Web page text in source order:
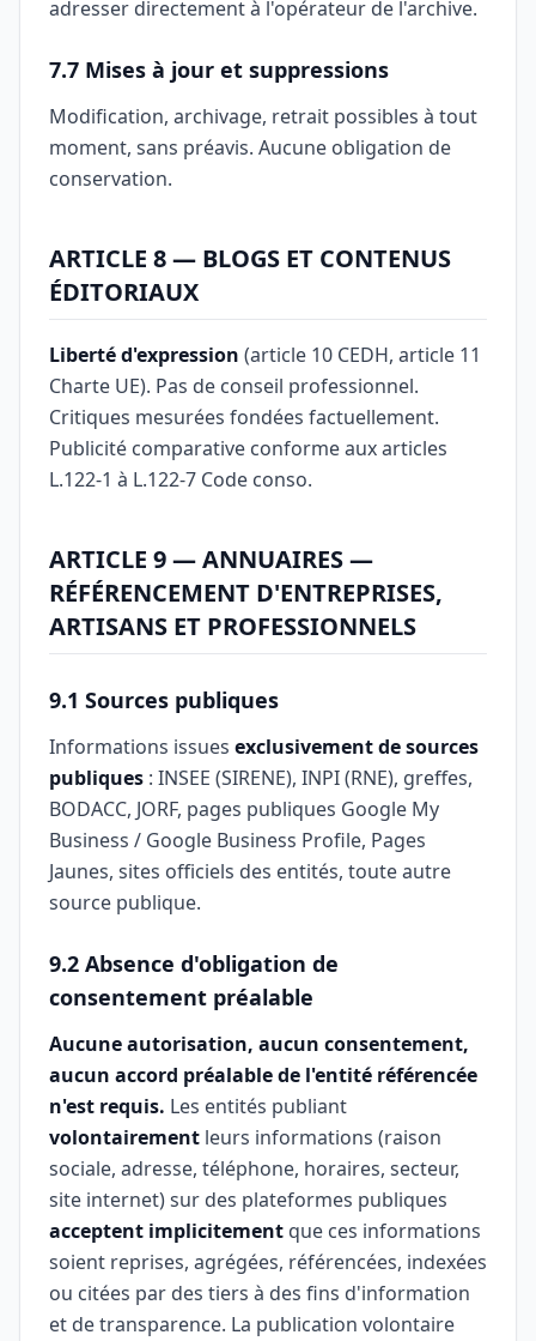
adresser directement à l'opérateur de l'archive.
7.7 Mises à jour et suppressions
Modification, archivage, retrait possibles à tout
moment, sans préavis. Aucune obligation de
conservation.
ARTICLE 8 — BLOGS ET CONTENUS
ÉDITORIAUX
Liberté d'expression (article 10 CEDH, article 11
Charte UE). Pas de conseil professionnel.
Critiques mesurées fondées factuellement.
Publicité comparative conforme aux articles
L.122-1 à L.122-7 Code conso.
ARTICLE 9 — ANNUAIRES —
RÉFÉRENCEMENT D'ENTREPRISES,
ARTISANS ET PROFESSIONNELS
9.1 Sources publiques
Informations issues exclusivement de sources
publiques : INSEE (SIRENE), INPI (RNE), greffes,
BODACC, JORF, pages publiques Google My
Business / Google Business Profile, Pages
Jaunes, sites officiels des entités, toute autre
source publique.
9.2 Absence d'obligation de
consentement préalable
Aucune autorisation, aucun consentement,
aucun accord préalable de l'entité référencée
n'est requis. Les entités publiant
volontairement leurs informations (raison
sociale, adresse, téléphone, horaires, secteur,
site internet) sur des plateformes publiques
acceptent implicitement que ces informations
soient reprises, agrégées, référencées, indexées
ou citées par des tiers à des fins d'information
et de transparence. La publication volontaire